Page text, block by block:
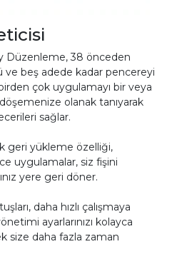
Düzenleme, 38 önceden
ve beş adede kadar pencereyi
çok uygulamayı bir veya
olanak tanıyarak
sağlar.
geri yükleme özelliği,
uygulamalar, siz fişini
yere geri döner.
daha hızlı çalışmaya
ayarlarınızı kolayca
size daha fazla zaman